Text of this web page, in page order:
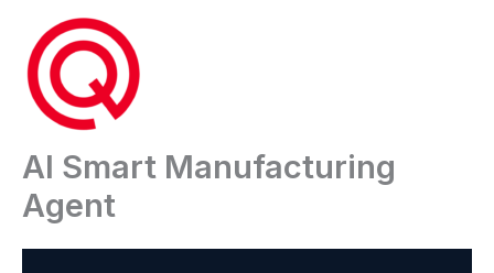
inhoud
AI Smart Manufacturing
Agent